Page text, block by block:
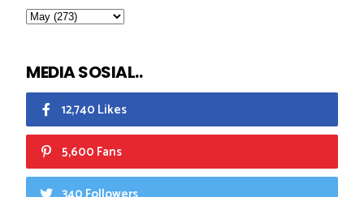
MEDIA SOSIAL..
12,740 Likes
5,600 Fans